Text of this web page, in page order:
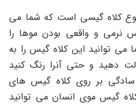
کلاه گیسی است که شما می
نرمی و واقعی بودن موها را
توانید این کلاه گیس را به
دهید و حتی آنرا رنگ کنید
سادگی بر روی کلاه گیس های
گیس موی انسان می توانید